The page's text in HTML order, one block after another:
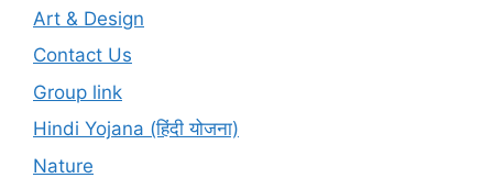
Art & Design
Contact Us
Group link
Hindi Yojana (हिंदी योजना)
Nature